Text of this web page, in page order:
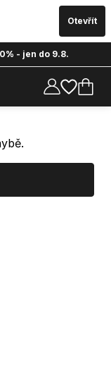
Otevřít
- jen do 9.8.